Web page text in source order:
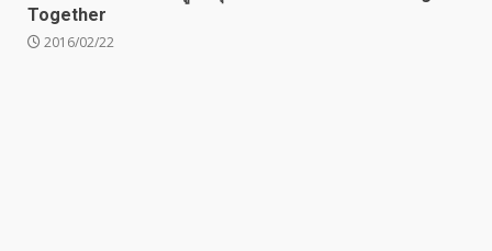
Together
2016/02/22